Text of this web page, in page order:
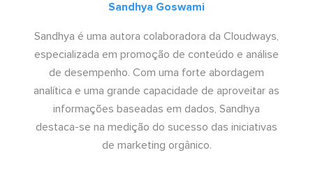
Sandhya Goswami
Sandhya é uma autora colaboradora da Cloudways,
especializada em promoção de conteúdo e análise
de desempenho. Com uma forte abordagem
analítica e uma grande capacidade de aproveitar as
informações baseadas em dados, Sandhya
destaca-se na medição do sucesso das iniciativas
de marketing orgânico.